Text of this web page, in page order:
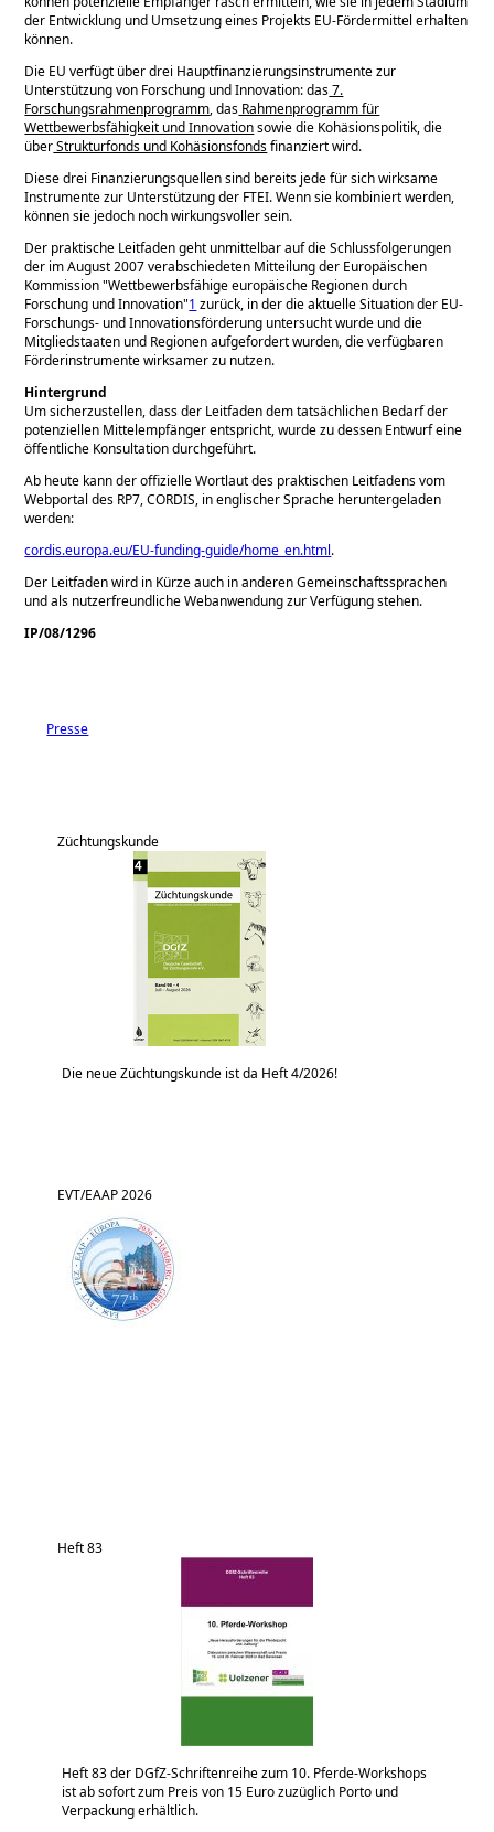
der Entwicklung und Umsetzung eines Projekts EU-Fördermittel erhalten
können.
Die EU verfügt über drei Hauptfinanzierungsinstrumente zur
Unterstützung von Forschung und Innovation: das7.
Forschungsrahmenprogramm, das Rahmenprogramm für
Wettbewerbsfähigkeit und Innovationsowie die Kohäsionspolitik, die
überStrukturfonds und Kohäsionsfondsfinanziert wird.
Diese drei Finanzierungsquellen sind bereits jede für sich wirksame
Instrumente zur Unterstützung der FTEI. Wenn sie kombiniert werden,
können sie jedoch noch wirkungsvoller sein.
Der praktische Leitfaden geht unmittelbar auf die Schlussfolgerungen
der im August 2007 verabschiedeten Mitteilung der Europäischen
Kommission Wettbewerbsfähige europäische Regionen durch
Forschung und Innovation 1 zurück, in der die aktuelle Situation der EU-
Forschungs- und Innovationsförderung untersucht wurde und die
Mitgliedstaaten und Regionen aufgefordert wurden, die verfügbaren
Förderinstrumente wirksamer zu nutzen.
Hintergrund
Um sicherzustellen, dass der Leitfaden dem tatsächlichen Bedarf der
potenziellen Mittelempfänger entspricht, wurde zu dessen Entwurf eine
öffentliche Konsultation durchgeführt.
Ab heute kann der offizielle Wortlaut des praktischen Leitfadens vom
Webportal des RP7, CORDIS, in englischer Sprache heruntergeladen
werden:
cordis.europa.eu/EU-funding-guide/home_en.html.
Der Leitfaden wird in Kürze auch in anderen Gemeinschaftssprachen
und als nutzerfreundliche Webanwendung zur Verfügung stehen.
IP/08/1296
Presse
Züchtungskunde
Die neue Züchtungskunde ist da Heft 4/2026!
EVT/EAAP 2026
Heft 83
Heft 83 der DGfZ-Schriftenreihe zum 10. Pferde-Workshops
ist ab sofort zum Preis von 15 Euro zuzüglich Porto und
Verpackung erhältlich.